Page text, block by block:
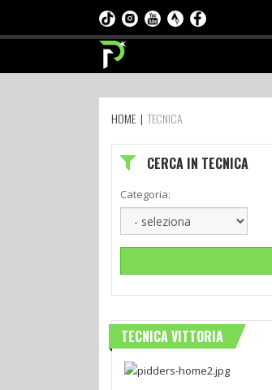
HOME | TECNICA
CERCA IN TECNICA
Categoria:
TECNICA VITTORIA